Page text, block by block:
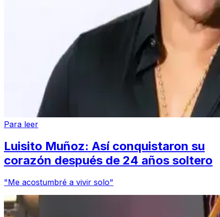
Para leer
Luisito Muñoz: Así conquistaron su
corazón después de 24 años soltero
"Me acostumbré a vivir solo"